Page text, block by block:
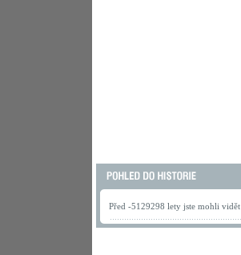
Před -5129298 lety jste mohli vidět .